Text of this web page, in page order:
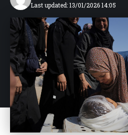
Last updated: 13/01/2026 14:05